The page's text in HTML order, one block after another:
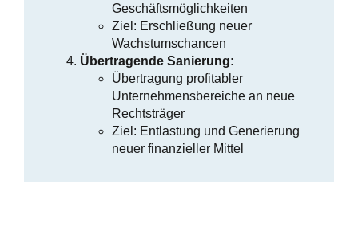
Geschäftsmöglichkeiten
Ziel: Erschließung neuer
Wachstumschancen
Übertragende Sanierung:
Übertragung profitabler
Unternehmensbereiche an neue
Rechtsträger
Ziel: Entlastung und Generierung
neuer finanzieller Mittel